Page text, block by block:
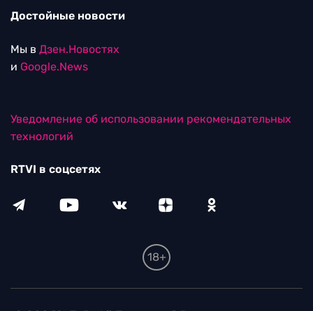
Достойные новости
Мы в Дзен.Новостях
и Google.News
Уведомление об использовании рекомендательных
технологий
RTVI в соцсетях
18+